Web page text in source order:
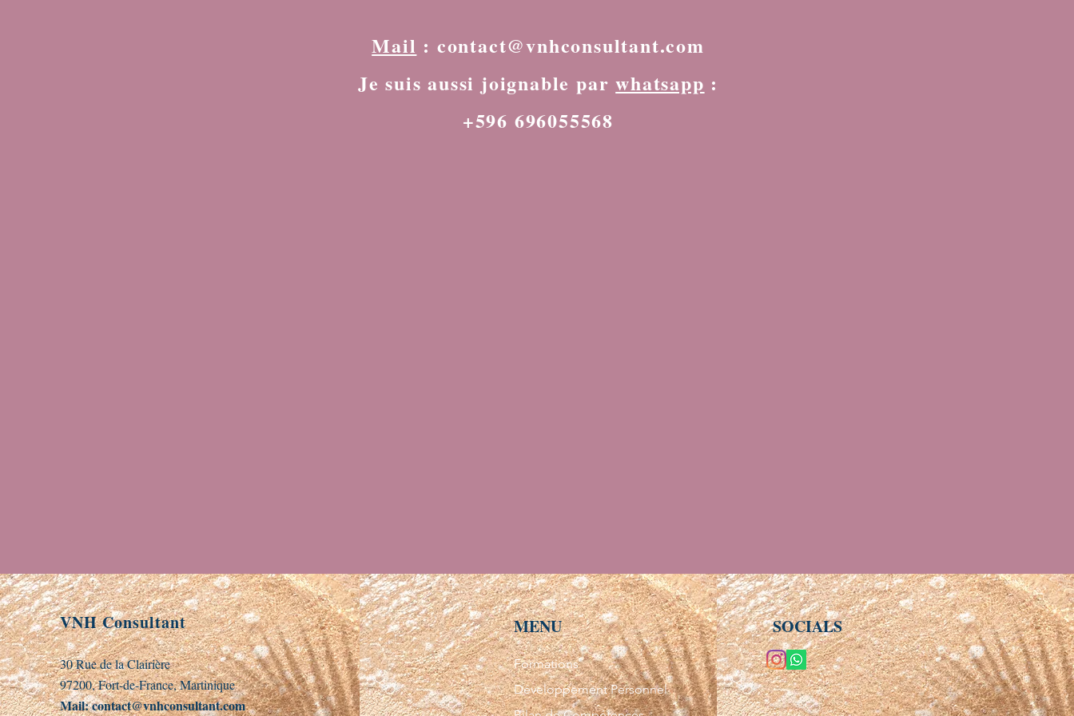
Mail : contact@vnhconsultant.com
Je suis aussi joignable parwhatsapp :
+596 696055568
VNH Consultant
30 Rue de la Clairière
97200, Fort-de-France, Martinique
Mail:contact@vnhconsultant.com
MENU
Formations
Développement Personnel
SOCIALS